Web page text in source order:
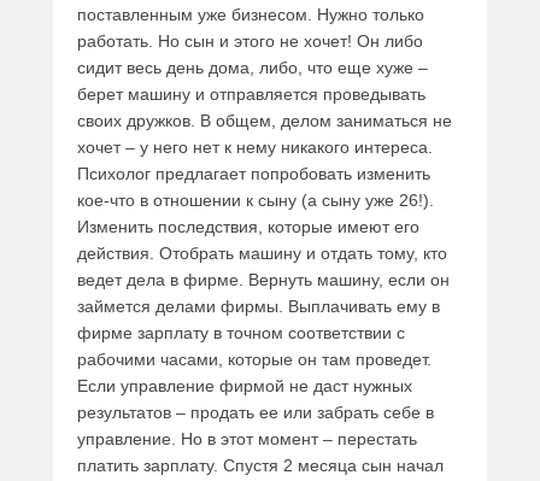
поставленным уже бизнесом. Нужно только
работать. Но сын и этого не хочет! Он либо
сидит весь день дома, либо, что еще хуже –
берет машину и отправляется проведывать
своих дружков. В общем, делом заниматься не
хочет – у него нет к нему никакого интереса.
Психолог предлагает попробовать изменить
кое-что в отношении к сыну (а сыну уже 26!).
Изменить последствия, которые имеют его
действия. Отобрать машину и отдать тому, кто
ведет дела в фирме. Вернуть машину, если он
займется делами фирмы. Выплачивать ему в
фирме зарплату в точном соответствии с
рабочими часами, которые он там проведет.
Если управление фирмой не даст нужных
результатов – продать ее или забрать себе в
управление. Но в этот момент – перестать
платить зарплату. Спустя 2 месяца сын начал